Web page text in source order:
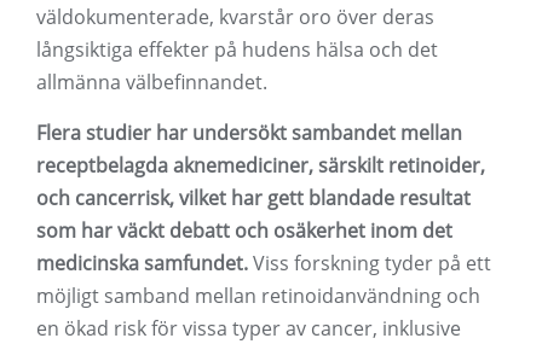
väldokumenterade, kvarstår oro över deras
långsiktiga effekter på hudens hälsa och det
allmänna välbefinnandet.
Flera studier har undersökt sambandet mellan
receptbelagda aknemediciner, särskilt retinoider,
och cancerrisk, vilket har gett blandade resultat
som har väckt debatt och osäkerhet inom det
medicinska samfundet.Viss forskning tyder på ett
möjligt samband mellan retinoidanvändning och
en ökad risk för vissa typer av cancer, inklusive